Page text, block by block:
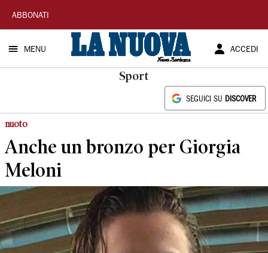
La
Nuova
Sardegna
ABBONATI
MENU ACCEDI
Sport
SEGUICI SU DISCOVER
nuoto
Anche un bronzo per Giorgia
Meloni